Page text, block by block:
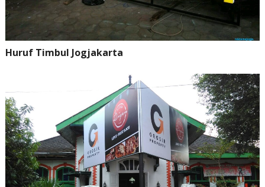
Huruf Timbul Jogjakarta